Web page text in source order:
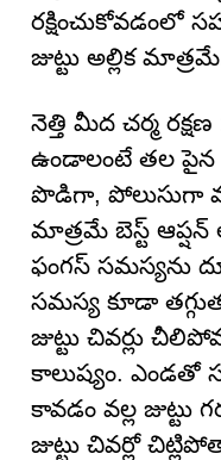
రక్షించుకోవడంలో
జుట్టు అల్లిక
నెత్తి మీద చర్మ
ఉండాలంటే తల పైన
పొడిగా, పోలుసుగా
మాత్రమే బెస్ట్
ఫంగస్ సమస్యను
సమస్య కూడా
జుట్టు చివర్లు
కాలుష్యం. ఎండతో
కావడం వల్ల
జుట్టు చివర్లో